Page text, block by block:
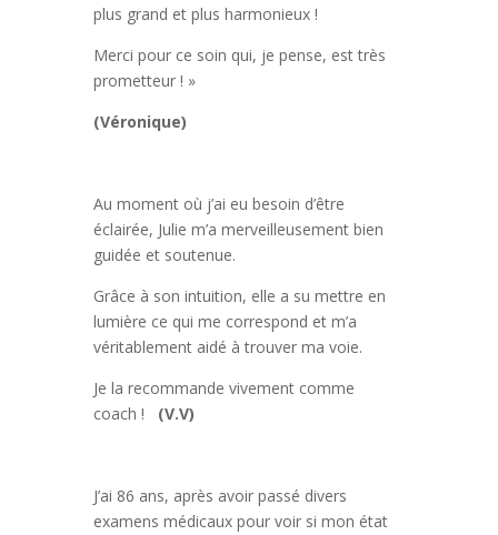
plus grand et plus harmonieux !
Merci pour ce soin qui, je pense, est très
prometteur ! »
(Véronique)
Au moment où j’ai eu besoin d’être
éclairée, Julie m’a merveilleusement bien
guidée et soutenue.
Grâce à son intuition, elle a su mettre en
lumière ce qui me correspond et m’a
véritablement aidé à trouver ma voie.
Je la recommande vivement comme
coach !
(V.V)
J’ai 86 ans, après avoir passé divers
examens médicaux pour voir si mon état